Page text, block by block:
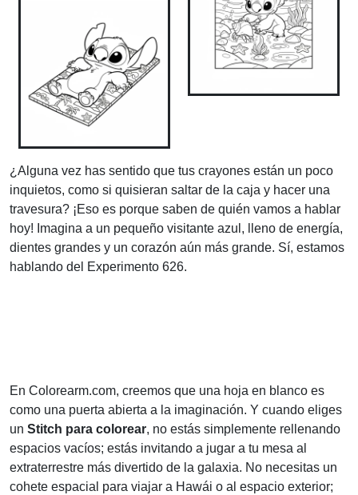
¿Alguna vez has sentido que tus crayones están un poco
inquietos, como si quisieran saltar de la caja y hacer una
travesura? ¡Eso es porque saben de quién vamos a hablar
hoy! Imagina a un pequeño visitante azul, lleno de energía,
dientes grandes y un corazón aún más grande. Sí, estamos
hablando del Experimento 626.
En Colorearm.com, creemos que una hoja en blanco es
como una puerta abierta a la imaginación. Y cuando eliges
un Stitch para colorear, no estás simplemente rellenando
espacios vacíos; estás invitando a jugar a tu mesa al
extraterrestre más divertido de la galaxia. No necesitas un
cohete espacial para viajar a Hawái o al espacio exterior;